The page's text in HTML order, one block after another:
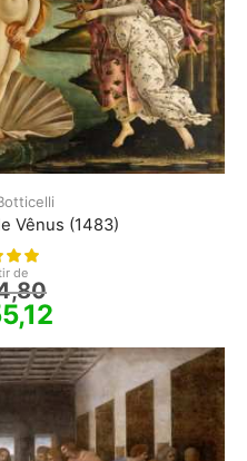
Vênus (1483)
de